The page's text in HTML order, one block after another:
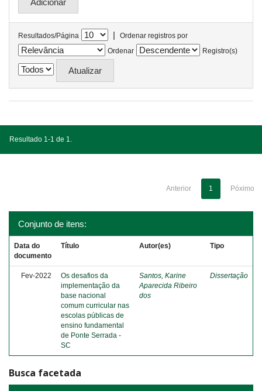
Resultados/Página |
Ordenar registros por
Ordenar
Registro(s)
Resultado 1-1 de 1.
Anterior 1 Póximo
Conjunto de itens:
Data do
documento
Título Autor(es) Tipo
Fev-2022
Os desafios da
implementação da
base nacional
comum curricular nas
escolas públicas de
ensino fundamental
de Ponte Serrada -
SC
Santos, Karine
Aparecida Ribeiro
dos
Dissertação
Busca facetada